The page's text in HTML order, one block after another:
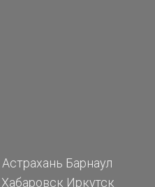
Астрахань Барнаул
Хабаровск Иркутск